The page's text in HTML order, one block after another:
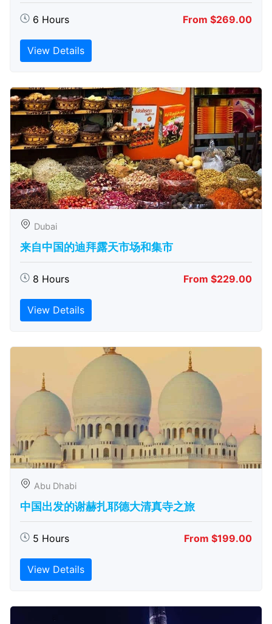
6 Hours From $269.00
View Details
Dubai
来自中国的迪拜露天市场和集市
8 Hours From $229.00
View Details
Abu Dhabi
中国出发的谢赫扎耶德大清真寺之旅
5 Hours From $199.00
View Details